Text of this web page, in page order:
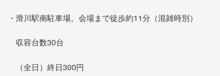
・滑川駅南駐車場。会場まで徒歩約11分（混雑時別）
収容台数30台
（全日）終日300円